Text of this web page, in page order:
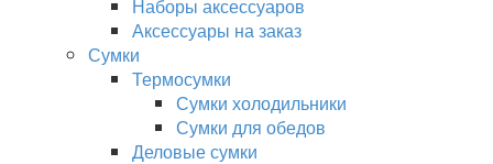
Наборы аксессуаров
Аксессуары на заказ
Сумки
Термосумки
Сумки холодильники
Сумки для обедов
Деловые сумки